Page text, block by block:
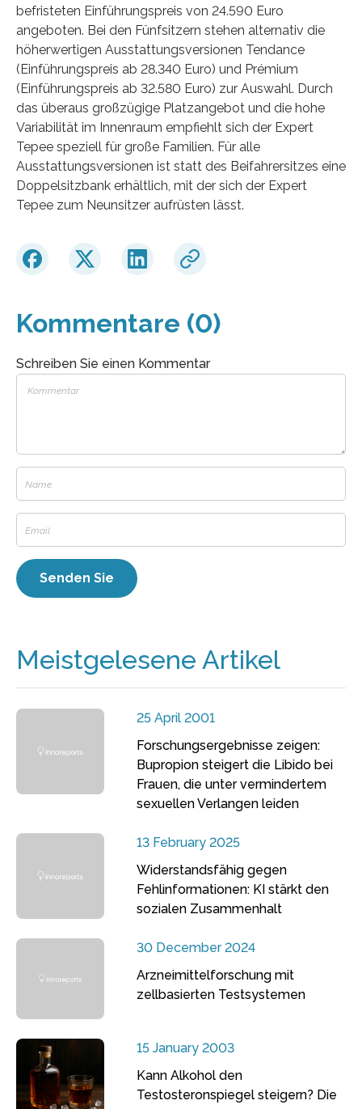
befristeten Einführungspreis von 24.590 Euro
angeboten. Bei den Fünfsitzern stehen alternativ die
höherwertigen Ausstattungsversionen Tendance
(Einführungspreis ab 28.340 Euro) und Prémium
(Einführungspreis ab 32.580 Euro) zur Auswahl. Durch
das überaus großzügige Platzangebot und die hohe
Variabilität im Innenraum empfiehlt sich der Expert
Tepee speziell für große Familien. Für alle
Ausstattungsversionen ist statt des Beifahrersitzes eine
Doppelsitzbank erhältlich, mit der sich der Expert
Tepee zum Neunsitzer aufrüsten lässt.
Kommentare (0)
Schreiben Sie einen Kommentar
Meistgelesene Artikel
25 April 2001
Forschungsergebnisse zeigen:
Bupropion steigert die Libido bei
Frauen, die unter vermindertem
sexuellen Verlangen leiden
13 February 2025
Widerstandsfähig gegen
Fehlinformationen: KI stärkt den
sozialen Zusammenhalt
30 December 2024
Arzneimittelforschung mit
zellbasierten Testsystemen
15 January 2003
Kann Alkohol den
Testosteronspiegel steigern? Die